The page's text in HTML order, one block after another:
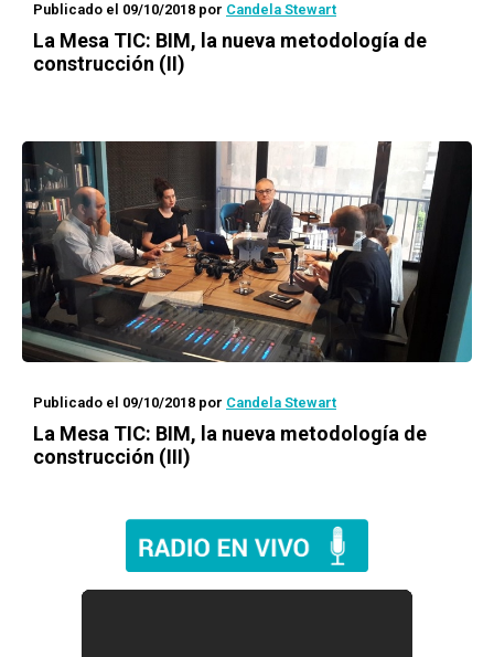
Publicado el 09/10/2018 por Candela Stewart
La Mesa TIC: BIM, la nueva metodología de
construcción (II)
Publicado el 09/10/2018 por Candela Stewart
La Mesa TIC: BIM, la nueva metodología de
construcción (III)